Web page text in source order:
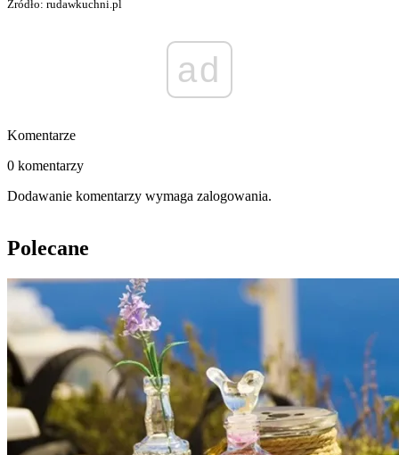
Źródło: rudawkuchni.pl
ad
Komentarze
0 komentarzy
Dodawanie komentarzy wymaga zalogowania.
Polecane